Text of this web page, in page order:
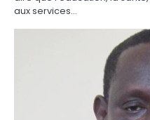
aux services…